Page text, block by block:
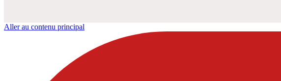
Aller au contenu principal